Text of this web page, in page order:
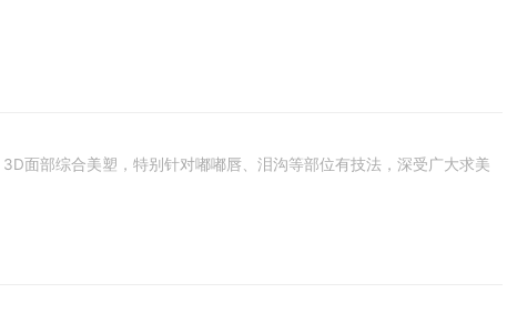
面部综合美塑，特别针对嘟嘟唇、泪沟等部位有技法，深受广大求美